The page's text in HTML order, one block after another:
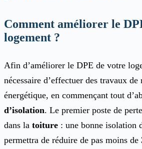
Comment améliorer le
logement ?
Afin d’améliorer le DPE de votre
nécessaire d’effectuer des travaux de
énergétique, en commençant tout
d’isolation. Le premier poste de
dans la toiture : une bonne isolation
permettra de réduire de pas moins de